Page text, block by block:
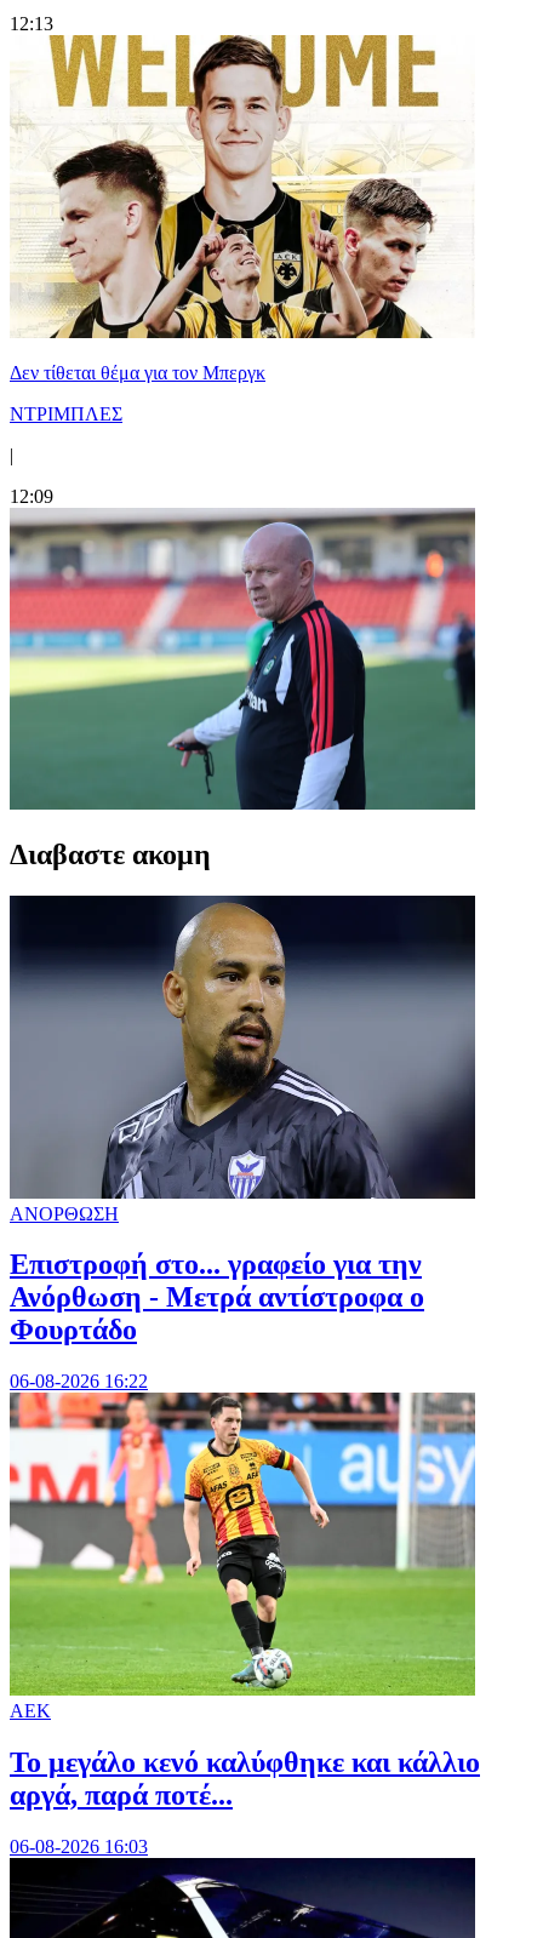
12:13
Δεν τίθεται θέμα για τον Μπεργκ
ΝΤΡΙΜΠΛΕΣ
|
12:09
Διαβαστε ακομη
ΑΝΟΡΘΩΣΗ
Επιστροφή στο... γραφείο για την
Ανόρθωση - Μετρά αντίστροφα ο
Φουρτάδο
06-08-2026 16:22
ΑΕΚ
Το μεγάλο κενό καλύφθηκε και κάλλιο
αργά, παρά ποτέ...
06-08-2026 16:03